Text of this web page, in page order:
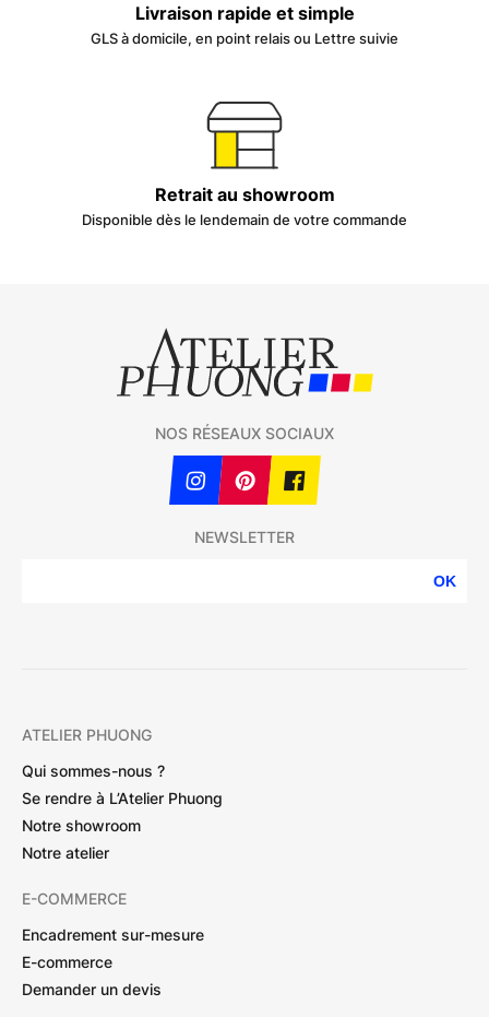
Livraison rapide et simple
GLS à domicile, en point relais ou Lettre suivie
Retrait au showroom
Disponible dès le lendemain de votre commande
NEWSLETTER
OK
NOS RÉSEAUX SOCIAUX
ATELIER PHUONG
Qui sommes-nous ?
Se rendre à L’Atelier Phuong
Notre showroom
Notre atelier
E-COMMERCE
Encadrement sur-mesure
E-commerce
Demander un devis